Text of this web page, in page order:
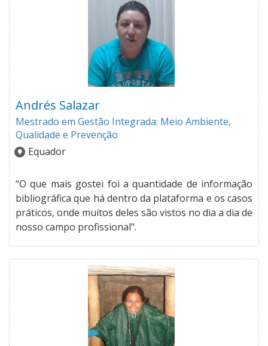
Andrés Salazar
Mestrado em Gestão Integrada: Meio Ambiente,
Qualidade e Prevenção
Equador
“O que mais gostei foi a quantidade de informação
bibliográfica que há dentro da plataforma e os casos
práticos, onde muitos deles são vistos no dia a dia de
nosso campo profissional".